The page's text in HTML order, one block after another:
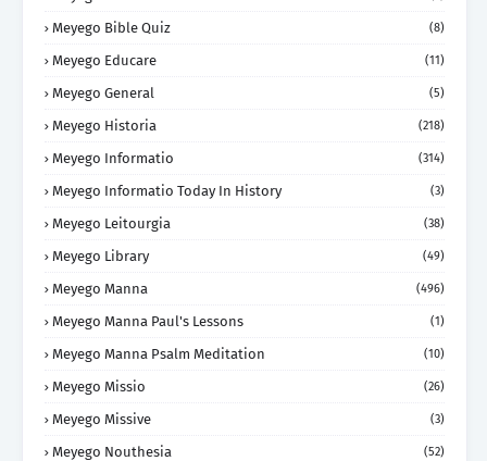
Meyego Bible Quiz (8)
Meyego Educare (11)
Meyego General (5)
Meyego Historia (218)
Meyego Informatio (314)
Meyego Informatio Today In History (3)
Meyego Leitourgia (38)
Meyego Library (49)
Meyego Manna (496)
Meyego Manna Paul's Lessons (1)
Meyego Manna Psalm Meditation (10)
Meyego Missio (26)
Meyego Missive (3)
Meyego Nouthesia (52)